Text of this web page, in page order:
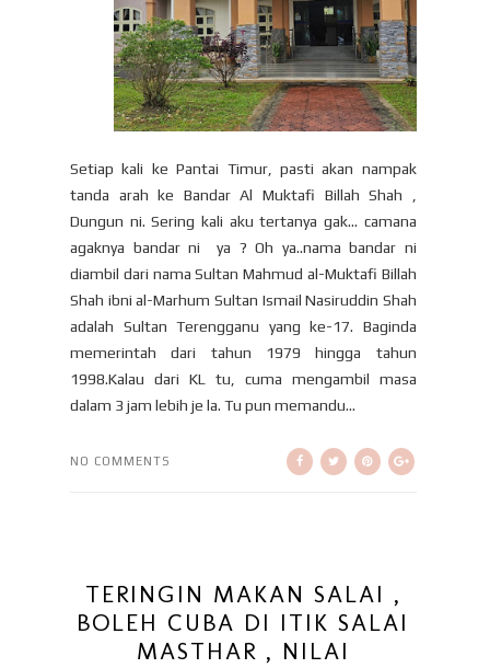
Setiap kali ke Pantai Timur, pasti akan nampak
tanda arah ke Bandar Al Muktafi Billah Shah ,
Dungun ni. Sering kali aku tertanya gak... camana
agaknya bandar ni ya ? Oh ya..nama bandar ni
diambil dari nama Sultan Mahmud al-Muktafi Billah
Shah ibni al-Marhum Sultan Ismail Nasiruddin Shah
adalah Sultan Terengganu yang ke-17. Baginda
memerintah dari tahun 1979 hingga tahun
1998.Kalau dari KL tu, cuma mengambil masa
dalam 3 jam lebih je la. Tu pun memandu...
NO COMMENTS
TERINGIN MAKAN SALAI ,
BOLEH CUBA DI ITIK SALAI
MASTHAR , NILAI